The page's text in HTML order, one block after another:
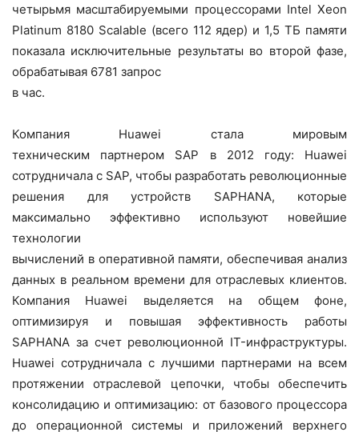
четырьмя масштабируемыми процессорами Intel Xeon
Platinum 8180 Scalable (всего 112 ядер) и 1,5 ТБ памяти
показала исключительные результаты во второй фазе,
обрабатывая 6781 запрос
в час.
Компания Huawei стала мировым
техническим партнером SAP в 2012 году: Huawei
сотрудничала с SAP, чтобы разработать революционные
решения для устройств SAPHANA, которые
максимально эффективно используют новейшие
технологии
вычислений в оперативной памяти, обеспечивая анализ
данных в реальном времени для отраслевых клиентов.
Компания Huawei выделяется на общем фоне,
оптимизируя и повышая эффективность работы
SAPHANA за счет революционной IT-инфраструктуры.
Huawei сотрудничала с лучшими партнерами на всем
протяжении отраслевой цепочки, чтобы обеспечить
консолидацию и оптимизацию: от базового процессора
до операционной системы и приложений верхнего